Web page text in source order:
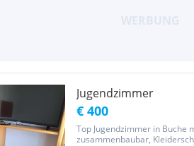
Jugendzimmer
€ 400
Top Jugendzimmer in Buche
zusammenbaubar,